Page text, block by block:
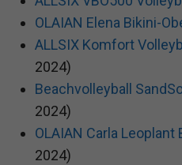
OLAIAN Elena Bikini-
ALLSIX Komfort
2024)
Beachvolleyball
2024)
OLAIAN Carla Leoplant
2024)